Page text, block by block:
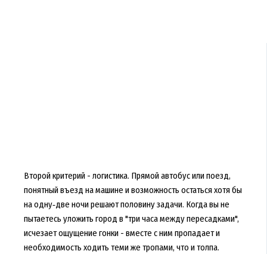
Второй критерий - логистика. Прямой автобус или поезд,
понятный въезд на машине и возможность остаться хотя бы
на одну‑две ночи решают половину задачи. Когда вы не
пытаетесь уложить город в "три часа между пересадками",
исчезает ощущение гонки - вместе с ним пропадает и
необходимость ходить теми же тропами, что и толпа.